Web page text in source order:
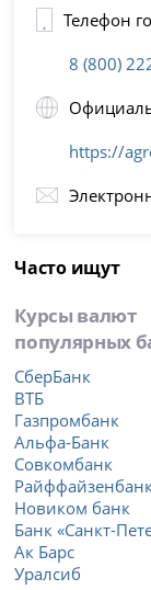
Телефон
8 (800)
https://
Часто ищут
Курсы валют
популярных
СберБанк
ВТБ
Газпромбанк
Альфа-Банк
Совкомбанк
Райффайзенбанк
Новиком банк
Банк «Санкт-
Ак Барс
Уралсиб